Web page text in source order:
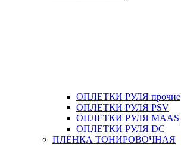
ОПЛЕТКИ РУЛЯ прочие
ОПЛЕТКИ РУЛЯ PSV
ОПЛЕТКИ РУЛЯ MAAS
ОПЛЕТКИ РУЛЯ DC
ПЛЁНКА ТОНИРОВОЧНАЯ